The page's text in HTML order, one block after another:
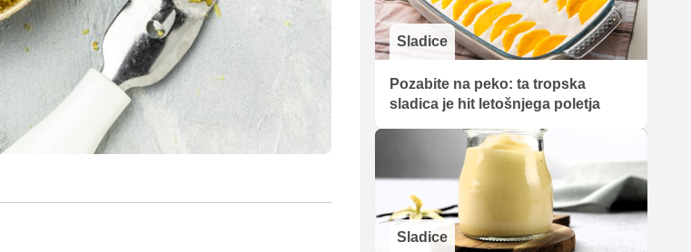
Sladice
Pozabite na peko: ta tropska
sladica je hit letošnjega poletja
Sladice